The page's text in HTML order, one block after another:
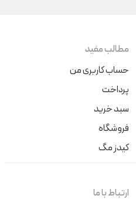
مطالب مفید
حساب کاربری من
پرداخت
سبد خرید
فروشگاه
کیدز مگ
ارتباط با ما